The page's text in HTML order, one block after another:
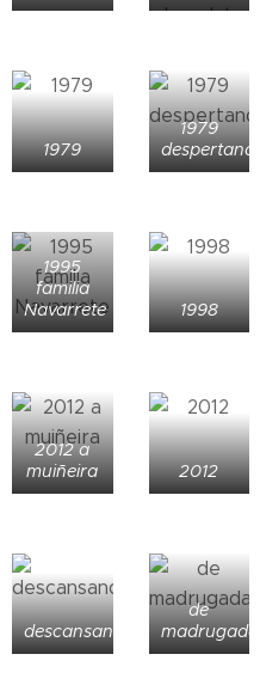
1979
1979
despertando
1995
familia
Navarrete
1998
2012 a
muiñeira
2012
descansando
de
madrugada